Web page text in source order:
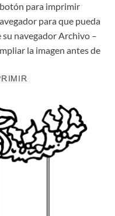
para imprimir
para que pueda
navegador Archivo –
la imagen antes de